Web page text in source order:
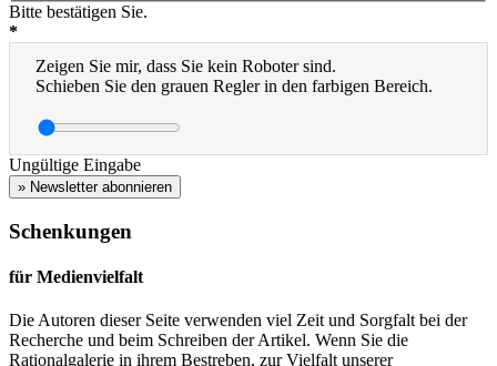
Bitte bestätigen Sie.
*
Zeigen Sie mir, dass Sie kein Roboter sind.
Schieben Sie den grauen Regler in den farbigen Bereich.
Ungültige Eingabe
» Newsletter abonnieren
Schenkungen
für Medienvielfalt
Die Autoren dieser Seite verwenden viel Zeit und Sorgfalt bei der
Recherche und beim Schreiben der Artikel. Wenn Sie die
Rationalgalerie in ihrem Bestreben, zur Vielfalt unserer